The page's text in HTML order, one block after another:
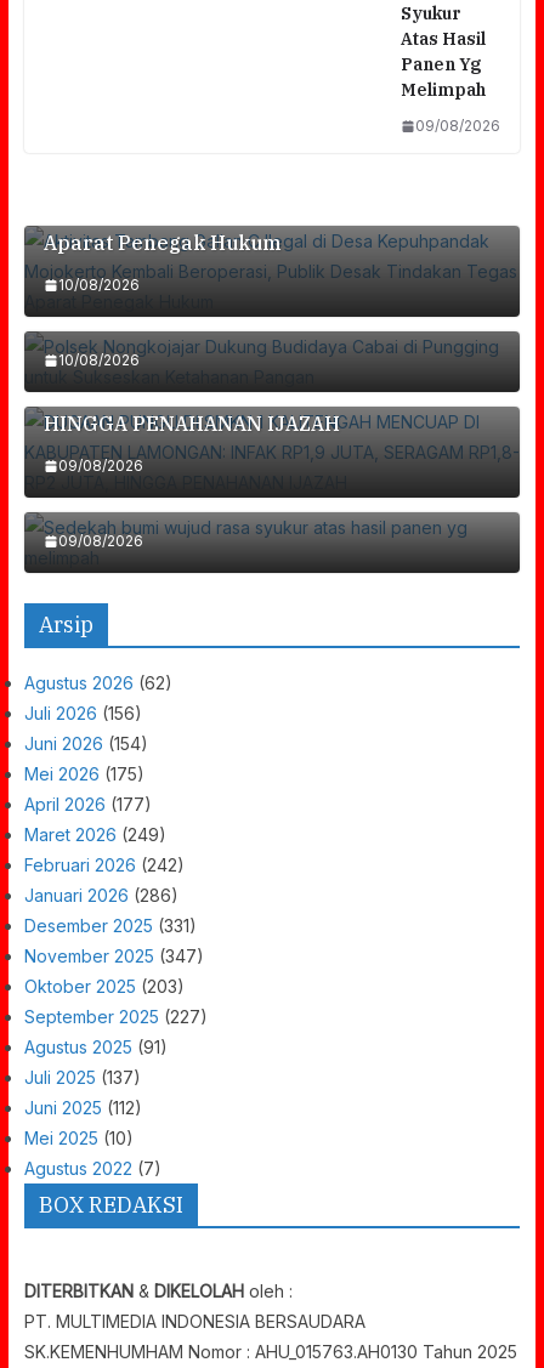
Syukur
Atas Hasil
Panen Yg
Melimpah
09/08/2026
Aktivitas Tambang Galian C Ilegal Di Desa
Aparat Penegak Hukum
10/08/2026
Polsek Nongkojajar Dukung Budidaya Cabai
Di Pungging Untuk Sukseskan Ketahanan
Pangan
10/08/2026
MENCUAP DI KABUPATEN LAMONGAN: INFAK
HINGGA PENAHANAN IJAZAH
09/08/2026
Sedekah Bumi Wujud Rasa Syukur Atas Hasil
Panen Yg Melimpah
09/08/2026
Arsip
Agustus 2026 (62)
Juli 2026 (156)
Juni 2026 (154)
Mei 2026 (175)
April 2026 (177)
Maret 2026 (249)
Februari 2026 (242)
Januari 2026 (286)
Desember 2025 (331)
November 2025 (347)
Oktober 2025 (203)
September 2025 (227)
Agustus 2025 (91)
Juli 2025 (137)
Juni 2025 (112)
Mei 2025 (10)
Agustus 2022 (7)
BOX REDAKSI
DITERBITKAN& DIKELOLAHoleh :
PT. MULTIMEDIA INDONESIA BERSAUDARA
SK.KEMENHUMHAM Nomor : AHU_015763.AH0130 Tahun 2025